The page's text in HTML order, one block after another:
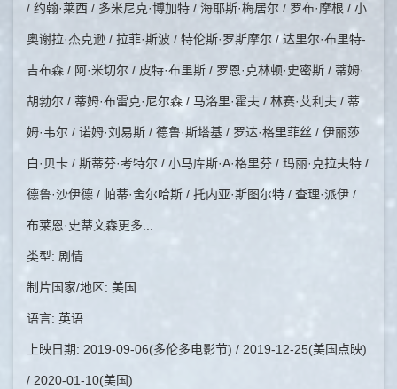
/ 约翰·莱西 / 多米尼克·博加特 / 海耶斯·梅居尔 / 罗布·摩根 / 小
奥谢拉·杰克逊 / 拉菲·斯波 / 特伦斯·罗斯摩尔 / 达里尔·布里特-
吉布森 / 阿·米切尔 / 皮特·布里斯 / 罗恩·克林顿·史密斯 / 蒂姆·
胡勃尔 / 蒂姆·布雷克·尼尔森 / 马洛里·霍夫 / 林赛·艾利夫 / 蒂
姆·韦尔 / 诺姆·刘易斯 / 德鲁·斯塔基 / 罗达·格里菲丝 / 伊丽莎
白·贝卡 / 斯蒂芬·考特尔 / 小马库斯·A·格里芬 / 玛丽·克拉夫特 /
德鲁·沙伊德 / 帕蒂·舍尔哈斯 / 托内亚·斯图尔特 / 查理·派伊 /
布莱恩·史蒂文森更多...
类型: 剧情
制片国家/地区: 美国
语言: 英语
上映日期: 2019-09-06(多伦多电影节) / 2019-12-25(美国点映)
/ 2020-01-10(美国)